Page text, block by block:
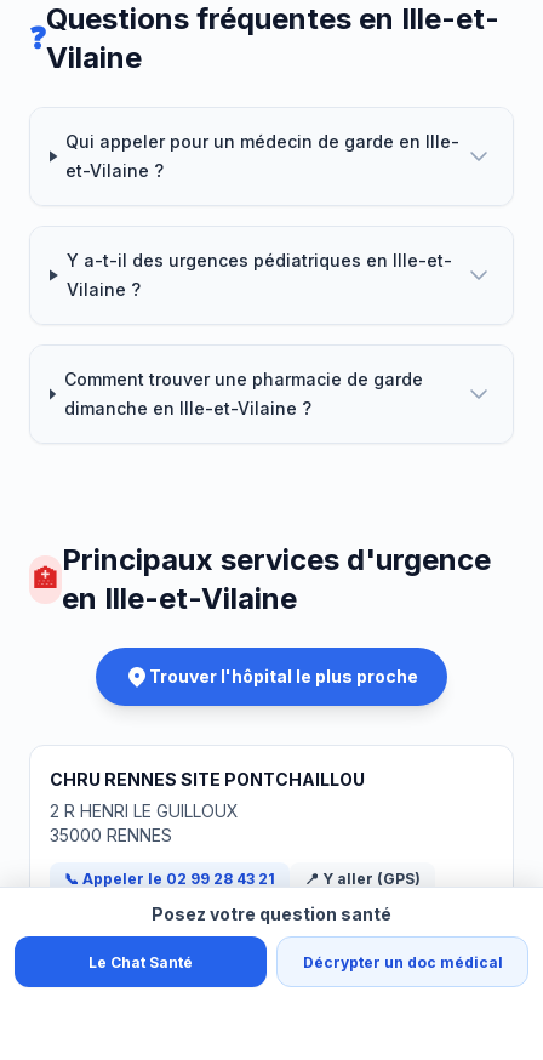
❓
Questions fréquentes en Ille-et-
Vilaine
Qui appeler pour un médecin de garde en Ille-
et-Vilaine ?
Y a-t-il des urgences pédiatriques en Ille-et-
Vilaine ?
Comment trouver une pharmacie de garde
dimanche en Ille-et-Vilaine ?
🏥
Principaux services d'urgence
en Ille-et-Vilaine
Trouver l'hôpital le plus proche
CHRU RENNES SITE PONTCHAILLOU
2 R HENRI LE GUILLOUX
35000 RENNES
📞 Appeler le 02 99 28 43 21 📍 Y aller (GPS)
URGENCES 24/7Posez votre question santé
Le Chat Santé Décrypter un doc médical